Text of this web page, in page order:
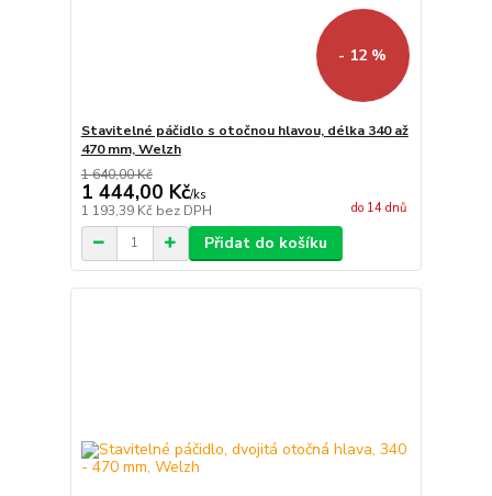
- 12 %
Stavitelné páčidlo s otočnou hlavou, délka 340 až
470 mm, Welzh
1 640,00 Kč
1 444,00 Kč/ks
1 193,39 Kč bez DPH do 14 dnů
Přidat do košíku